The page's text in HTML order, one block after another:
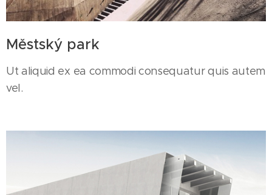
Městský park
Ut aliquid ex ea commodi consequatur quis autem
vel.